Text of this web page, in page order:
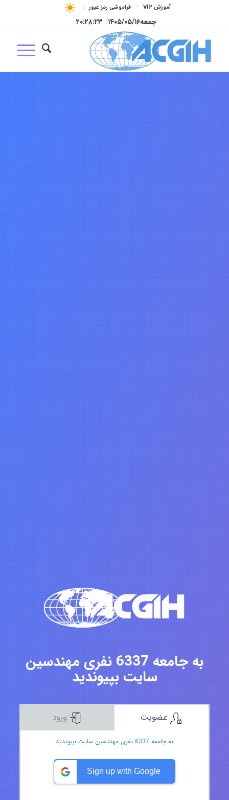
آموزش VIP فراموشی رمز عبور
جمعه۱۴۰۵/۰۵/۱۶| ۲۰:۲۸:۲۴
به جامعه 6337 نفری مهندسین
سایت بپیوندید
به جامعه 6337 نفری مهندسین سایت بپیوندید
Sign up with Google